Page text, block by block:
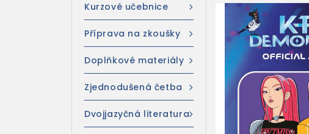
Kurzové učebnice
Příprava na zkoušky
Doplňkové materiály
Zjednodušená četba
Dvojjazyčná literatura